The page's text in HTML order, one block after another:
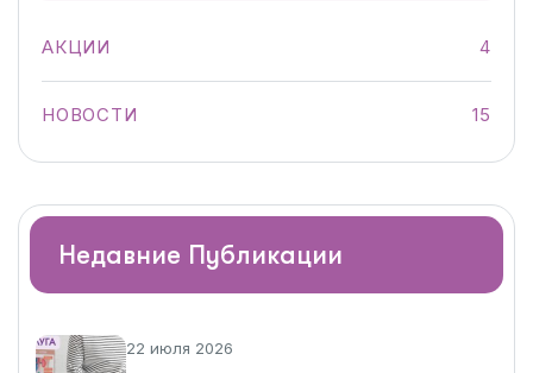
АКЦИИ 4
НОВОСТИ 15
Недавние Публикации
22 июля 2026